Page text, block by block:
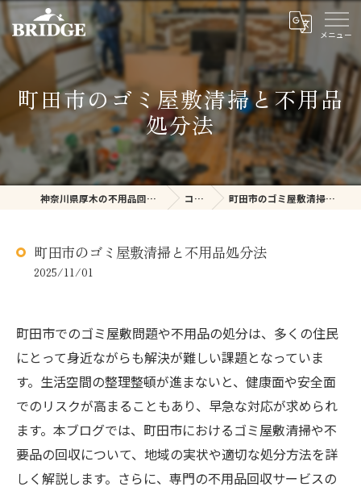
町田市のゴミ屋敷清掃と不用品
処分法
神奈川県厚木の不用品回収ならBRIDGE コラム 町田市のゴミ屋敷清掃と不用品処分法
町田市のゴミ屋敷清掃と不用品処分法
2025/11/01
町田市でのゴミ屋敷問題や不用品の処分は、多くの住民
にとって身近ながらも解決が難しい課題となっていま
す。生活空間の整理整頓が進まないと、健康面や安全面
でのリスクが高まることもあり、早急な対応が求められ
ます。本ブログでは、町田市におけるゴミ屋敷清掃や不
要品の回収について、地域の実状や適切な処分方法を詳
しく解説します。さらに、専門の不用品回収サービスの